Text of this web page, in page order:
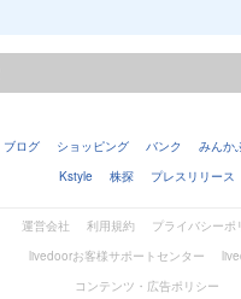
ブログ ショッピング バンク みんか
Kstyle
株探 プレスリリース
運営会社 利用規約
プライバシーポ
livedoorお客様サポートセンター
コンテンツ・広告ポリシー